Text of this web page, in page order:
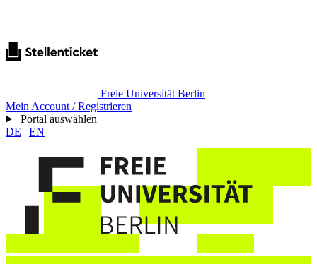
Freie Universität Berlin
Mein Account / Registrieren
Portal auswählen
DE | EN